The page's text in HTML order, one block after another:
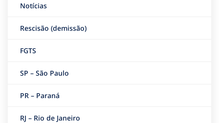
Notícias
Rescisão (demissão)
FGTS
SP – São Paulo
PR – Paraná
RJ – Rio de Janeiro